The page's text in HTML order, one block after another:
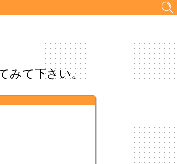
みて下さい。